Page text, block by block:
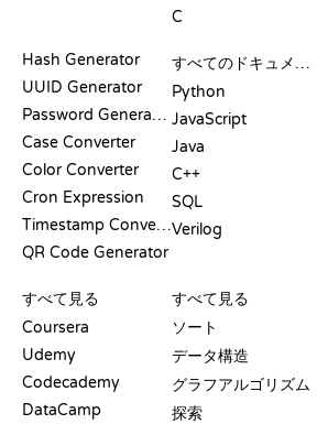
C
Hash Generator
UUID Generator
Password Generator
Case Converter
Color Converter
Cron Expression
Timestamp Converter
QR Code Generator
すべてのドキュメント
Python
JavaScript
Java
C++
SQL
Verilog
すべて見る
Coursera
Udemy
Codecademy
DataCamp
すべて見る
ソート
データ構造
グラフアルゴリズム
探索